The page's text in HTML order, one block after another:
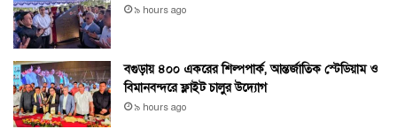
৯ hours ago
বগুড়ায় ৪০০ একরের শিল্পপার্ক, আন্তর্জাতিক স্টেডিয়াম ও
বিমানবন্দরে ফ্লাইট চালুর উদ্যোগ
৯ hours ago